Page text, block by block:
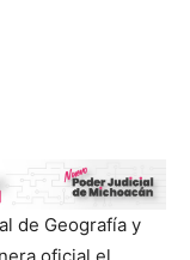
de Geografía y
oficial el